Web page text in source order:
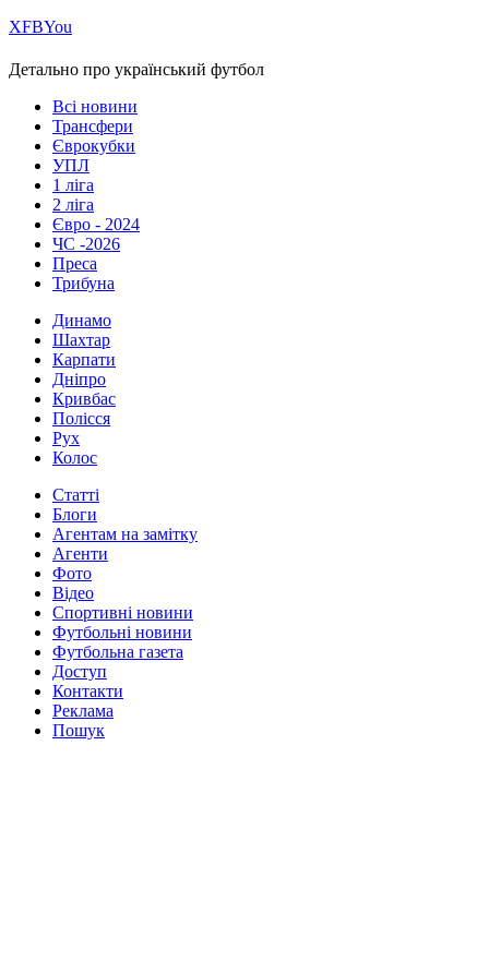
ХFBYou
Детально про український футбол
Всі новини
Трансфери
Єврокубки
УПЛ
1 ліга
2 ліга
Євро - 2024
ЧС -2026
Преса
Трибуна
Динамо
Шахтар
Карпати
Дніпро
Кривбас
Полісся
Рух
Колос
Статті
Блоги
Агентам на замітку
Агенти
Фото
Відео
Спортивні новини
Футбольні новини
Футбольна газета
Доступ
Контакти
Реклама
Пошук